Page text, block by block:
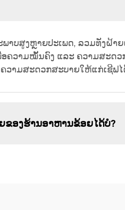
າບສູງຫຼາຍປະເພດ, ລວມທັງຝ້າ
ຄວາມໝັ້ນຄົງ ແລະ ຄວາມສະດ
າມສະດວກສະບາຍໃຫ້ແກ່ເຊີຟໄ
ອງຮ້ານອາຫານຂ້ອຍໄດ້ບໍ?